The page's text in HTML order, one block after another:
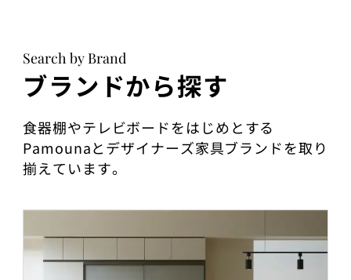
Search by Brand
ブランドから探す
食器棚やテレビボードをはじめとする
Pamounaとデザイナーズ家具ブランドを取り
揃えています。